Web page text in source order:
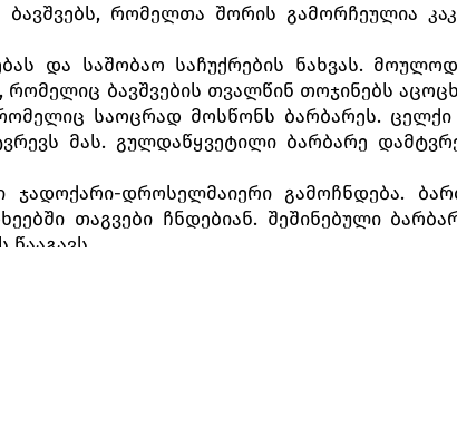
რომელთა შორის გამორჩეულია
და საშობაო საჩუქრების ნახვას.
ბავშვების თვალწინ თოჯინებს
საოცრად მოსწონს ბარბარეს.
მას. გულდაწყვეტილი ბარბარე
დროსელმაიერი გამოჩნდება.
თაგვები ჩნდებიან. შეშინებული